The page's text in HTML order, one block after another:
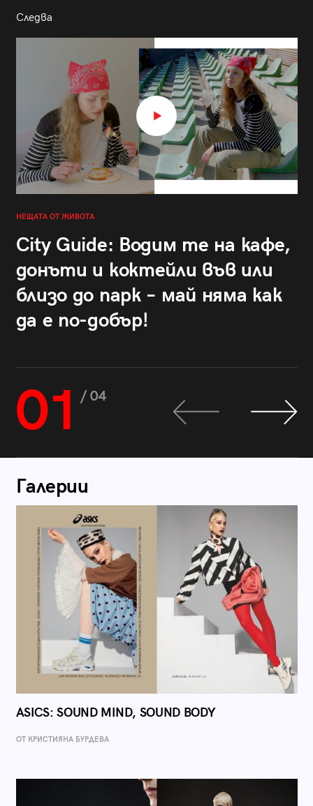
Следва
НЕЩАТА ОТ ЖИВОТА
City Guide: Водим те на кафе,
донъти и коктейли във или
близо до парк – май няма как
да е по-добър!
01 / 04
Галерии
ASICS: SOUND MIND, SOUND BODY
ОТ КРИСТИЯНА БУРДЕВА